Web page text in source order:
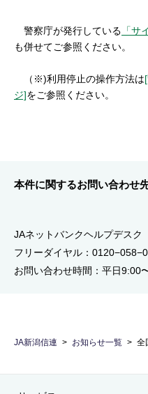
警察庁が発行している 「サ
も併せてご参照ください。
（※)利用停止の操作方法は
ジ]をご参照ください。
本件に関するお問い合わせ
JAネットバンクヘルプデスク
フリーダイヤル：
お問い合わせ時間：平日
JA新潟信連 お知らせ一覧 全